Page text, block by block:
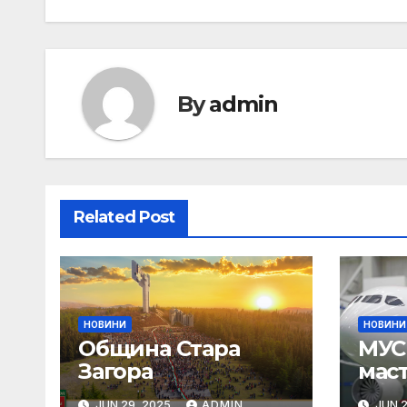
Byadmin
Related Post
НОВИНИ
Община Стара
Загора
НОВИНИ
МУС